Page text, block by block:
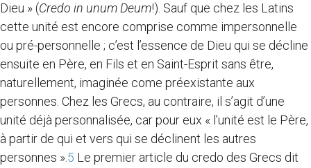
Dieu » (Credo in unum Deum!). Sauf que chez les Latins
cette unité est encore comprise comme impersonnelle
ou pré-personnelle ; c’est l’essence de Dieu qui se décline
ensuite en Père, en Fils et en Saint-Esprit sans être,
naturellement, imaginée come préexistante aux
personnes. Chez les Grecs, au contraire, il s’agit d’une
unité déjà personnalisée, car pour eux « l’unité est le Père,
à partir de qui et vers qui se déclinent les autres
personnes ».5 Le premier article du credo des Grecs dit